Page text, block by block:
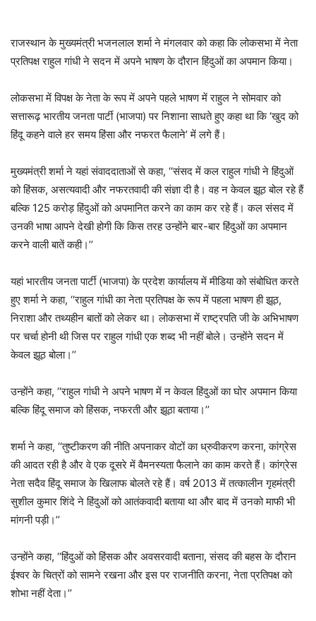
राजस्थान के मुख्यमंत्री भजनलाल शर्मा ने मंगलवार को कहा कि लोकसभा में नेता
प्रतिपक्ष राहुल गांधी ने सदन में अपने भाषण के दौरान हिंदुओं का अपमान किया।
लोकसभा में विपक्ष के नेता के रूप में अपने पहले भाषण में राहुल ने सोमवार को
सत्तारूढ़ भारतीय जनता पार्टी (भाजपा) पर निशाना साधते हुए कहा था कि ‘खुद को
हिंदू कहने वाले हर समय हिंसा और नफरत फैलाने’ में लगे हैं।
मुख्यमंत्री शर्मा ने यहां संवाददाताओं से कहा, ‘‘संसद में कल राहुल गांधी ने हिंदुओं
को हिंसक, असत्यवादी और नफरतवादी की संज्ञा दी है। वह न केवल झूठ बोल रहे हैं
बल्कि 125 करोड़ हिंदुओं को अपमानित करने का काम कर रहे हैं। कल संसद में
उनकी भाषा आपने देखी होगी कि किस तरह उन्होंने बार-बार हिंदुओं का अपमान
करने वाली बातें कही।’’
यहां भारतीय जनता पार्टी (भाजपा) के प्रदेश कार्यालय में मीडिया को संबोधित करते
हुए शर्मा ने कहा, ‘‘राहुल गांधी का नेता प्रतिपक्ष के रूप में पहला भाषण ही झूठ,
निराशा और तथ्यहीन बातों को लेकर था। लोकसभा में राष्ट्रपति जी के अभिभाषण
पर चर्चा होनी थी जिस पर राहुल गांधी एक शब्द भी नहीं बोले। उन्होंने सदन में
केवल झूठ बोला।’’
उन्होंने कहा, ‘‘राहुल गांधी ने अपने भाषण में न केवल हिंदुओं का घोर अपमान किया
बल्कि हिंदू समाज को हिंसक, नफरती और झूठा बताया।’’
शर्मा ने कहा, ‘‘तुष्टीकरण की नीति अपनाकर वोटों का ध्रुवीकरण करना, कांग्रेस
की आदत रही है और वे एक दूसरे में वैमनस्यता फैलाने का काम करते हैं। कांग्रेस
नेता सदैव हिंदू समाज के खिलाफ बोलते रहे हैं। वर्ष 2013 में तत्कालीन गृहमंत्री
सुशील कुमार शिंदे ने हिंदुओं को आतंकवादी बताया था और बाद में उनको माफी भी
मांगनी पड़ी।’’
उन्होंने कहा, ‘‘हिंदुओं को हिंसक और अवसरवादी बताना, संसद की बहस के दौरान
ईश्वर के चित्रों को सामने रखना और इस पर राजनीति करना, नेता प्रतिपक्ष को
शोभा नहीं देता।’’